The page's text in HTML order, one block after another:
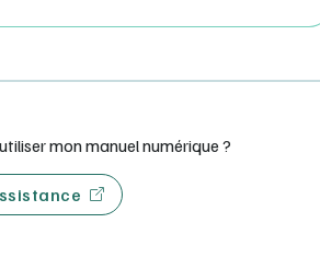
mon manuel numérique ?